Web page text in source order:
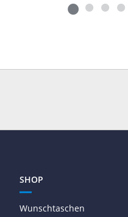
SHOP
Wunschtaschen